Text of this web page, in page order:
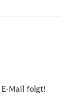
folgt!